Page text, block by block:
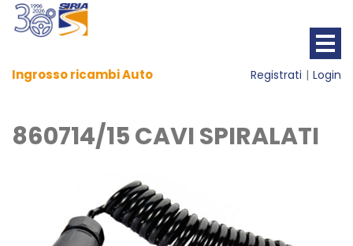
Ingrosso ricambi Auto Registrati Login
860714/15 CAVI SPIRALATI